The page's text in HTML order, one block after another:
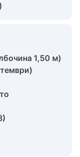
1,50 м)